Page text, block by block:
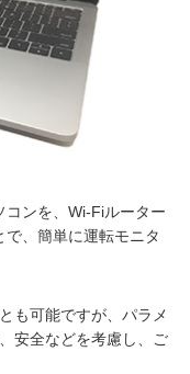
ンを、Wi-Fiルーター
、簡単に運転モニタ
も可能ですが、パラメ
安全などを考慮し、ご